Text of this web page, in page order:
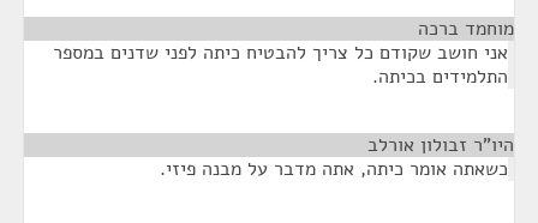
מוחמד ברכה
אני חושב שקודם כל צריך להבטיח כיתה לפני שדנים במספר
התלמידים בכיתה.
היו"ר זבולון אורלב
כשאתה אומר כיתה, אתה מדבר על מבנה פיזי.